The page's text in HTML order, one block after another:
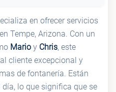
en ofrecer servicios
Tempe, Arizona. Con un
Mario y Chris, este
cliente excepcional y
de fontanería. Están
lo que significa que se